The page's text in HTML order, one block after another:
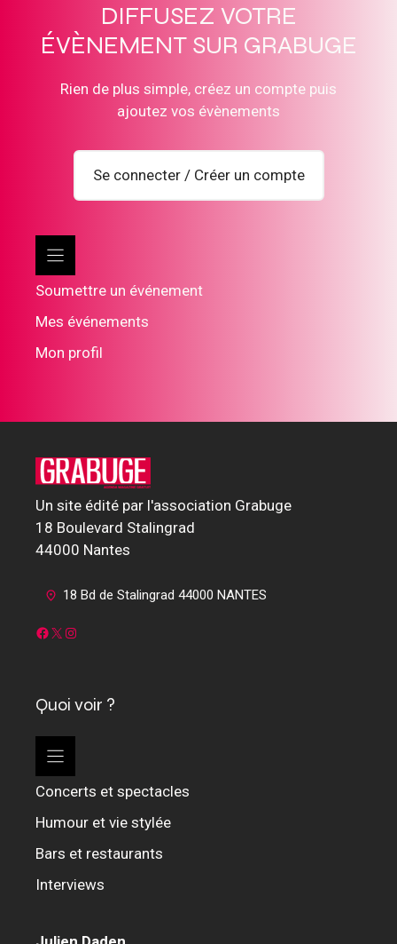
DIFFUSEZ VOTRE
ÉVÈNEMENT SUR GRABUGE
Rien de plus simple, créez un compte puis
ajoutez vos évènements
Se connecter / Créer un compte
Soumettre un événement
Mes événements
Mon profil
Un site édité par l'association Grabuge
18 Boulevard Stalingrad
44000 Nantes
18 Bd de Stalingrad 44000 NANTES
Facebook
X Instagram
Quoi voir ?
Concerts et spectacles
Humour et vie stylée
Bars et restaurants
Interviews